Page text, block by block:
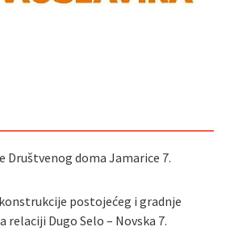
Društvenog doma Jamarice 7.
postojećeg i gradnje
relaciji Dugo Selo – Novska 7.